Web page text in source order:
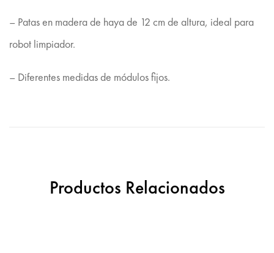
– Patas en madera de haya de 12 cm de altura, ideal para
robot limpiador.
– Diferentes medidas de módulos fijos.
Productos Relacionados